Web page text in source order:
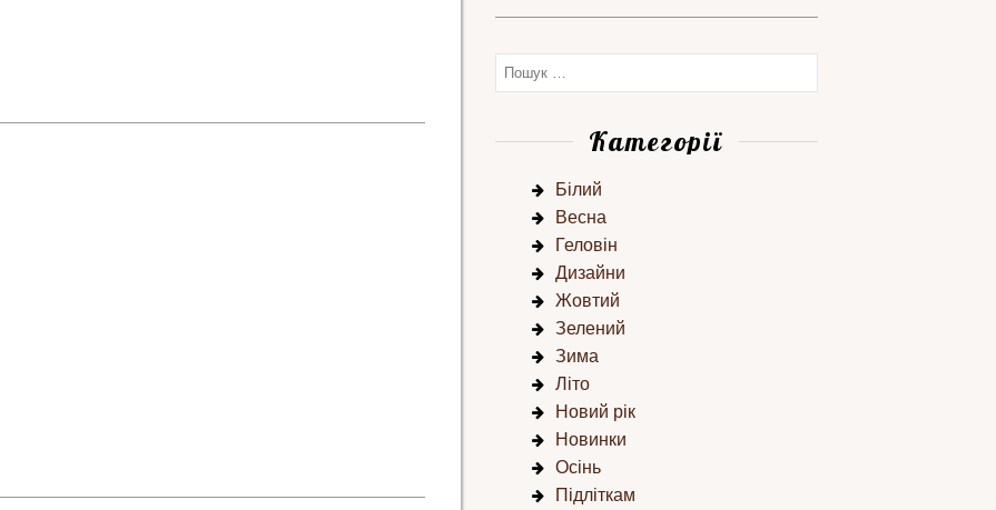
Категорії
Білий
Весна
Геловін
Дизайни
Жовтий
Зелений
Зима
Літо
Новий рік
Новинки
Осінь
Підліткам